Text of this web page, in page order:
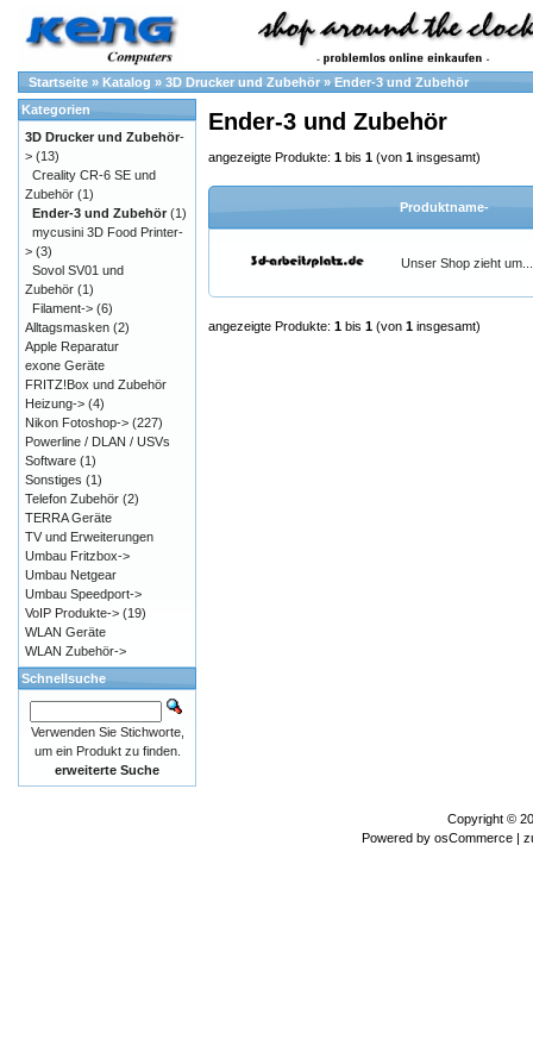
Startseite » Katalog » 3D Drucker und Zubehör» Ender-3 und Zubehör
Ender-3 und Zubehör
angezeigte Produkte: 1 bis 1 (von 1 insgesamt)
Produktname-
Unser Shop zieht um...
angezeigte Produkte: 1 bis 1 (von 1 insgesamt)
Kategorien
3D Drucker und Zubehör-
> (13)
Creality CR-6 SE und
Zubehör (1)
Ender-3 und Zubehör (1)
mycusini 3D Food Printer-
> (3)
Sovol SV01 und
Zubehör (1)
Filament-> (6)
Alltagsmasken (2)
Apple Reparatur
exone Geräte
FRITZ!Box und Zubehör
Heizung-> (4)
Nikon Fotoshop-> (227)
Powerline / DLAN / USVs
Software (1)
Sonstiges (1)
Telefon Zubehör (2)
TERRA Geräte
TV und Erweiterungen
Umbau Fritzbox->
Umbau Netgear
Umbau Speedport->
VoIP Produkte-> (19)
WLAN Geräte
WLAN Zubehör->
Schnellsuche
Verwenden Sie Stichworte,
um ein Produkt zu finden.
erweiterte Suche
Copyright ©
Powered by osCommerce |